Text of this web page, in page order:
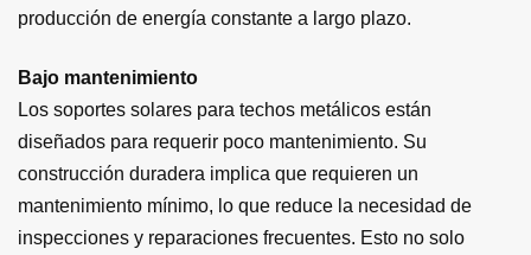
producción de energía constante a largo plazo.
Bajo mantenimiento
Los soportes solares para techos metálicos están
diseñados para requerir poco mantenimiento. Su
construcción duradera implica que requieren un
mantenimiento mínimo, lo que reduce la necesidad de
inspecciones y reparaciones frecuentes. Esto no solo